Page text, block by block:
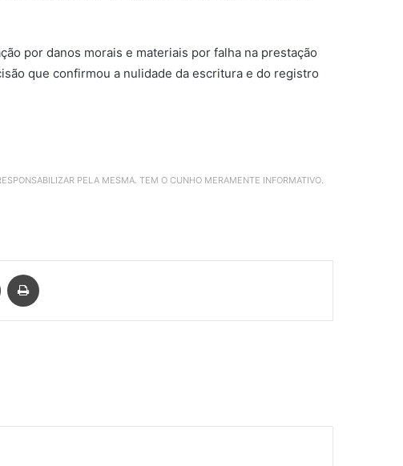
por danos morais e materiais por falha na prestação
que confirmou a nulidade da escritura e do registro
PELA MESMA. TEM O CUNHO MERAMENTE INFORMATIVO.